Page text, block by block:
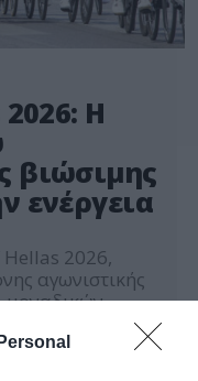
Η
βιώσιμης
ενέργεια
2026,
αγωνιστικής
μοναδικών
συνεχή χρονιά
τον ρόλο
της